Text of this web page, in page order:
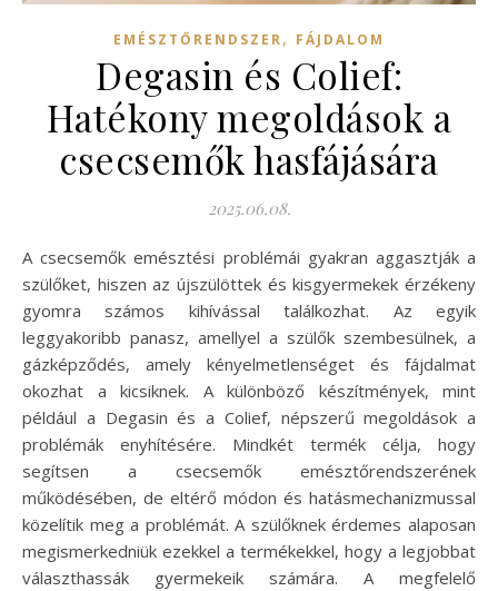
EMÉSZTŐRENDSZER, FÁJDALOM
Degasin és Colief:
Hatékony megoldások a
csecsemők hasfájására
2025.06.08.
A csecsemők emésztési problémái gyakran aggasztják a
szülőket, hiszen az újszülöttek és kisgyermekek érzékeny
gyomra számos kihívással találkozhat. Az egyik
leggyakoribb panasz, amellyel a szülők szembesülnek, a
gázképződés, amely kényelmetlenséget és fájdalmat
okozhat a kicsiknek. A különböző készítmények, mint
például a Degasin és a Colief, népszerű megoldások a
problémák enyhítésére. Mindkét termék célja, hogy
segítsen a csecsemők emésztőrendszerének
működésében, de eltérő módon és hatásmechanizmussal
közelítik meg a problémát. A szülőknek érdemes alaposan
megismerkedniük ezekkel a termékekkel, hogy a legjobbat
választhassák gyermekeik számára. A megfelelő